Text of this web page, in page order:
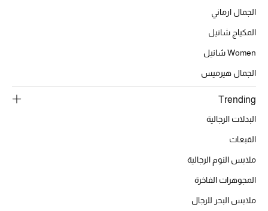
أبرز الحقائب
تسوقوا الحقائب
أحذية النسائية
تشكيلة الأحذية
الجمال ارماني
المكياج شانيل
Women شانيل
الجمال هيرميس
Trending
البدلات الرجالية
القبعات
ملابس النوم الرجالية
المجوهرات الفاخرة
ملابس البحر للرجال